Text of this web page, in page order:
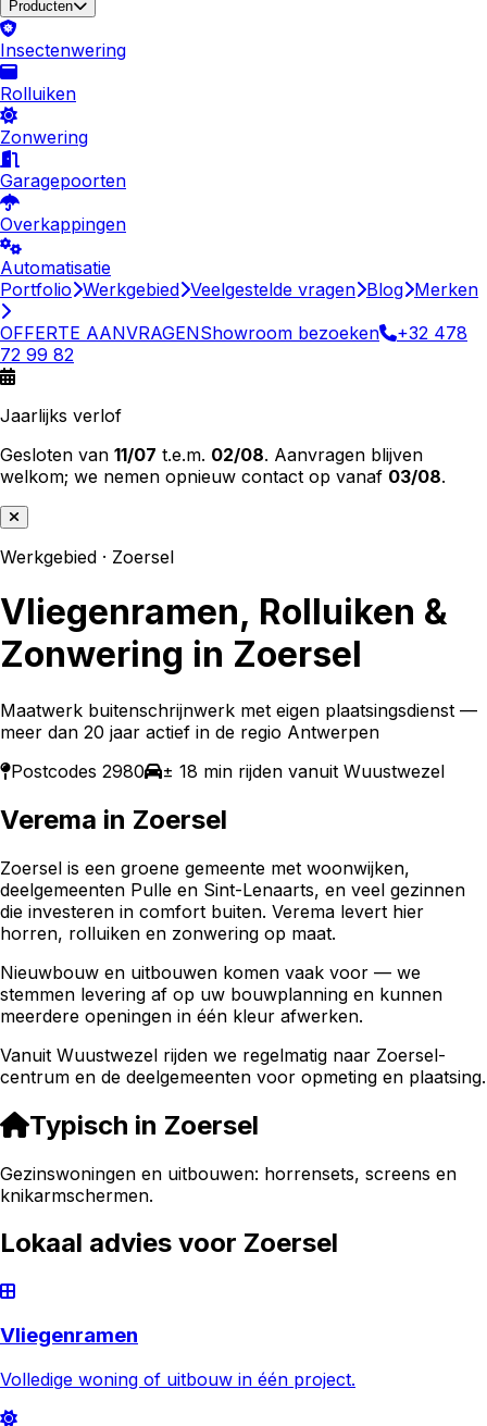
Producten
Insectenwering
Rolluiken
Zonwering
Garagepoorten
Overkappingen
Automatisatie
Portfolio Werkgebied Veelgestelde vragen Blog Merken
OFFERTE AANVRAGENShowroom bezoeken
+32 478
72 99 82
Jaarlijks verlof
Gesloten van 11/07 t.e.m. 02/08. Aanvragen blijven
welkom; we nemen opnieuw contact op vanaf 03/08.
Werkgebied · Zoersel
Vliegenramen, Rolluiken &
Zonwering in Zoersel
Maatwerk buitenschrijnwerk met eigen plaatsingsdienst —
meer dan 20 jaar actief in de regio Antwerpen
Postcodes 2980 ± 18 min rijden vanuit Wuustwezel
Verema in Zoersel
Zoersel is een groene gemeente met woonwijken,
deelgemeenten Pulle en Sint-Lenaarts, en veel gezinnen
die investeren in comfort buiten. Verema levert hier
horren, rolluiken en zonwering op maat.
Nieuwbouw en uitbouwen komen vaak voor — we
stemmen levering af op uw bouwplanning en kunnen
meerdere openingen in één kleur afwerken.
Vanuit Wuustwezel rijden we regelmatig naar Zoersel-
centrum en de deelgemeenten voor opmeting en plaatsing.
Typisch in Zoersel
Gezinswoningen en uitbouwen: horrensets, screens en
knikarmschermen.
Lokaal advies voor Zoersel
Vliegenramen
Volledige woning of uitbouw in één project.